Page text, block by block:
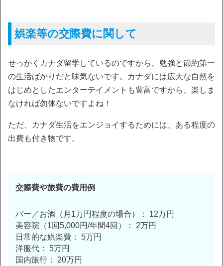
娯楽等の交際費に関して
せっかくカナダ留学しているのですから、勉強と節約第一
の生活ばかりだと味気ないです。カナダには広大な自然を
はじめとしたエンターテイメントも豊富ですから、楽しま
なければ勿体ないですよね！
ただ、カナダ生活をエンジョイするためには、ある程度の
出費も付き物です。
交際費や旅費の費用例
バー／お酒（月1万円程度の場合）： 12万円
美容院（1回5,000円/年間4回）： 2万円
日常的な娯楽費： 5万円
洋服代： 5万円
国内旅行： 20万円